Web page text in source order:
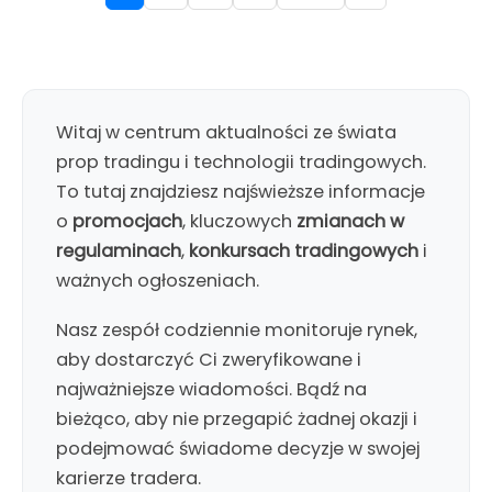
Witaj w centrum aktualności ze świata
prop tradingu i technologii tradingowych.
To tutaj znajdziesz najświeższe informacje
o promocjach, kluczowych zmianach w
regulaminach, konkursach tradingowych i
ważnych ogłoszeniach.
Nasz zespół codziennie monitoruje rynek,
aby dostarczyć Ci zweryfikowane i
najważniejsze wiadomości. Bądź na
bieżąco, aby nie przegapić żadnej okazji i
podejmować świadome decyzje w swojej
karierze tradera.